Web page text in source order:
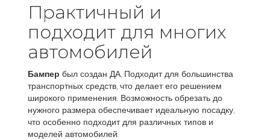
Практичный и
подходит для многих
автомобилей
Бампер был создан ДА, Подходит для большинства
транспортных средств, что делает его решением
широкого применения. Возможность обрезать до
нужного размера обеспечивает идеальную посадку,
что особенно подходит для различных типов и
моделей автомобилей.